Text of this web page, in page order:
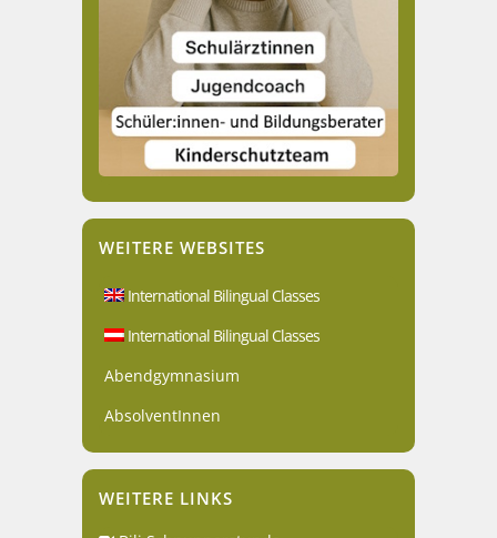
WEITERE WEBSITES
International Bilingual Classes
International Bilingual Classes
Abendgymnasium
AbsolventInnen
WEITERE LINKS